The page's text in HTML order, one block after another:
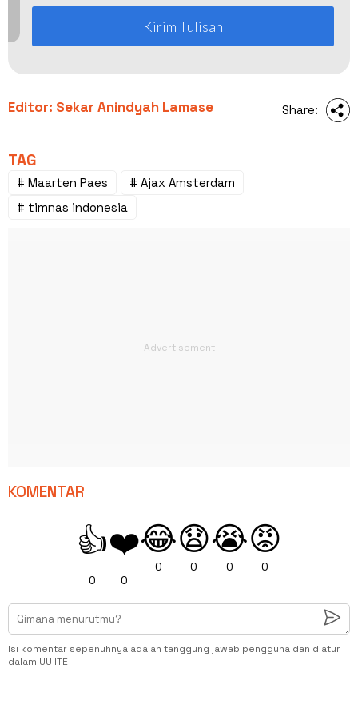
Kirim Tulisan
Editor: Sekar Anindyah Lamase Share:
TAG
# Maarten Paes
# Ajax Amsterdam
# timnas indonesia
KOMENTAR
👍
0
❤️
0
😂
0
😧
0
😭
0
😡
0
Isi komentar sepenuhnya adalah tanggung jawab pengguna dan diatur
dalam UU ITE